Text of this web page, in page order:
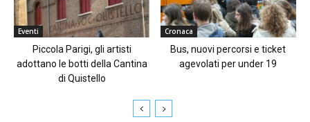
Eventi
Piccola Parigi, gli artisti
adottano le botti della Cantina
di Quistello
Cronaca
Bus, nuovi percorsi e ticket
agevolati per under 19